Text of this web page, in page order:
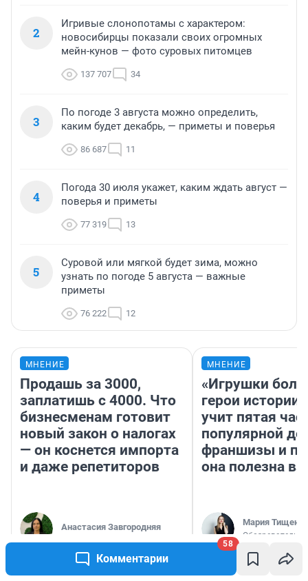
Комментарии
58
2
Игривые слонопотамы с характером:
новосибирцы показали своих огромных
мейн-кунов — фото суровых питомцев
137 707 34
3
По погоде 3 августа можно определить,
каким будет декабрь, — приметы и поверья
86 687 11
4
Погода 30 июля укажет, каким ждать август —
поверья и приметы
77 319 13
5
Суровой или мягкой будет зима, можно
узнать по погоде 5 августа — важные
приметы
76 222 12
МНЕНИЕ
Продашь за 3000,
заплатишь с 4000. Что
бизнесменам готовит
новый закон о налогах
— он коснется импорта
и даже репетиторов
Анастасия Завгородняя
МНЕНИЕ
«Игрушки
герои
учит пятая
популярной
франшизы и
она полезна
Мария Тищенко
Обозреватель